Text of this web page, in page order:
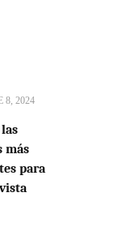
8, 2024
más
para